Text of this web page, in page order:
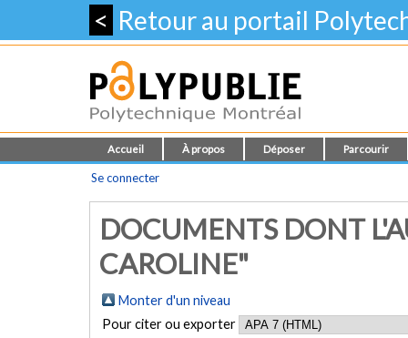
< Retour au portail
Accueil À propos Déposer Parcourir
Se connecter
DOCUMENTS DONT
CAROLINE"
Monter d'un niveau
Pour citer ou exporter